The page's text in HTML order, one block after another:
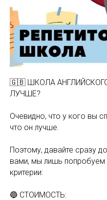
🇬🇧 ШКОЛА
ЛУЧШЕ?
Очевидно, что у кого вы
что он лучше.
Поэтому, давайте сразу
вами, мы лишь попробуем
критерии:
🔵 СТОИМОСТЬ: